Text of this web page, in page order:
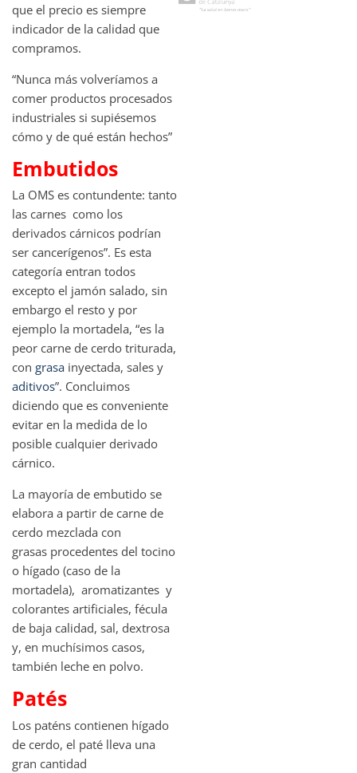
que el precio es siempre
indicador de la calidad que
compramos.
“Nunca más volveríamos a
comer productos procesados
industriales si supiésemos
cómo y de qué están hechos”
Embutidos
La OMS es contundente: tanto
las carnes como los
derivados cárnicos podrían
ser cancerígenos”. Es esta
categoría entran todos
excepto el jamón salado, sin
embargo el resto y por
ejemplo la mortadela, “es la
peor carne de cerdo triturada,
con grasa inyectada, sales y
aditivos”. Concluimos
diciendo que es conveniente
evitar en la medida de lo
posible cualquier derivado
cárnico.
La mayoría de embutido se
elabora a partir de carne de
cerdo mezclada con
grasas procedentes del tocino
o hígado (caso de la
mortadela), aromatizantes y
colorantes artificiales, fécula
de baja calidad, sal, dextrosa
y, en muchísimos casos,
también leche en polvo.
Patés
Los paténs contienen hígado
de cerdo, el paté lleva una
gran cantidad